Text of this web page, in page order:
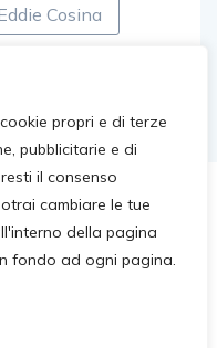
propri e di terze
pubblicitarie e di
il consenso
cambiare le tue
della pagina
fondo ad ogni pagina.
Cosina